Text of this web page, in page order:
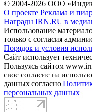
© 2004-2026 ООО
О проекте Реклама и пиар
Награды IRN.RU в
Использование
только с согласия
Порядок и условия
Сайт использует
Пользуясь сайтом
свое согласие на
данных согласно
персональных данных